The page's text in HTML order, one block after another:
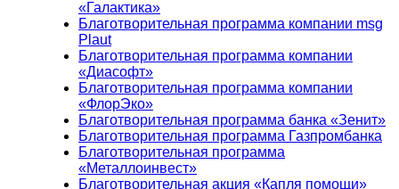
«Галактика»
Благотворительная программа компании msg
Plaut
Благотворительная программа компании
«Диасофт»
Благотворительная программа компании
«ФлорЭко»
Благотворительная программа банка «Зенит»
Благотворительная программа Газпромбанка
Благотворительная программа
«Металлоинвест»
Благотворительная акция «Капля помощи»